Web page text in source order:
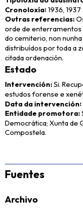
Cronoloxía 1936, 1937
Outras referencias
orde de enterramentos
do cemiterio, non
distribuídos por toda a
citada ordenación.
Estado
Intervención Si.
estudos forense e
Data da intervención
Entidade promotora
Democrática; Xunta de
Compostela.
Fuentes
Archivo